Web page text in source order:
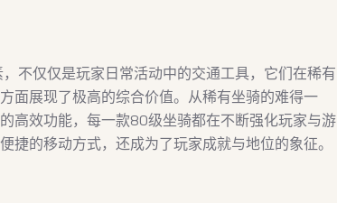
不仅仅是玩家日常活动中的交通工具，它们在稀有
面展现了极高的综合价值。从稀有坐骑的难得一
高效功能，每一款80级坐骑都在不断强化玩家与游
捷的移动方式，还成为了玩家成就与地位的象征。